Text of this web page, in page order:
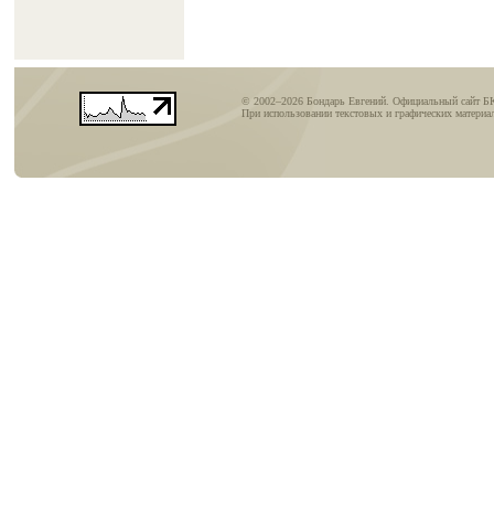
© 2002–2026 Бондарь Евгений. Официальный сайт
При использовании текстовых и графических